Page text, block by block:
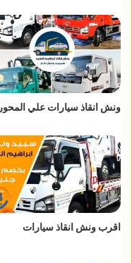
ونش انقاذ سيارات علي المحور
اقرب ونش انقاذ سيارات